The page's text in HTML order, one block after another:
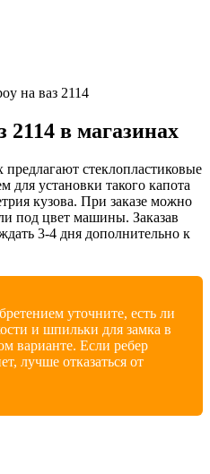
на ваз 2114
в магазинах
стеклопластиковые
для установки такого капота
кузова. При заказе можно
под цвет машины. Заказав
3-4 дня дополнительно к
уточните, есть ли
и шпильки для замка в
варианте. Если ребер
лучше отказаться от